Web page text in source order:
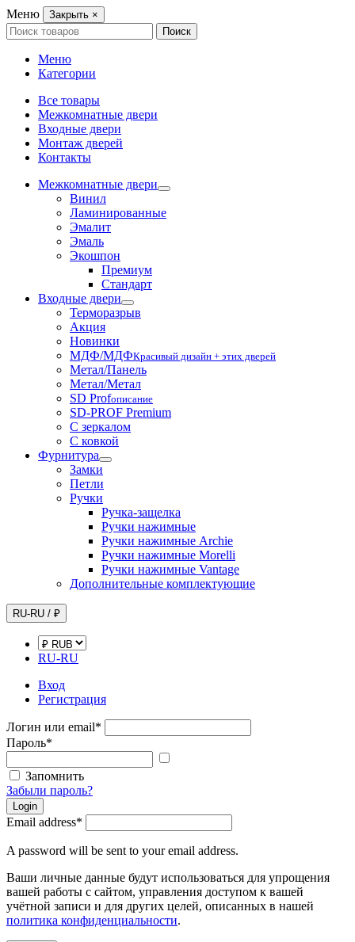
Меню Закрыть ×
Search
for:
Поиск
Меню
Категории
Все товары
Межкомнатные двери
Входные двери
Монтаж дверей
Контакты
Межкомнатные двери
Винил
Ламинированные
Эмалит
Эмаль
Экошпон
Премиум
Стандарт
Входные двери
Терморазрыв
Акция
Новинки
МДФ/МДФКрасивый дизайн + этих дверей
Метал/Панель
Метал/Метал
SD Profописание
SD-PROF Premium
С зеркалом
С ковкой
Фурнитура
Замки
Петли
Ручки
Ручка-защелка
Ручки нажимные
Ручки нажимные Archie
Ручки нажимные Morelli
Ручки нажимные Vantage
Дополнительные комплектующие
RU-RU / ₽
RU-RU
Вход
Регистрация
Логин или email*
Пароль*
Запомнить
Забыли пароль?
Login
Email address*
A password will be sent to your email address.
Ваши личные данные будут использоваться для упрощения
вашей работы с сайтом, управления доступом к вашей
учётной записи и для других целей, описанных в нашей
политика конфиденциальности.